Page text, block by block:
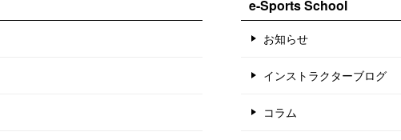
e-Sports School
お知らせ
インストラクターブログ
コラム